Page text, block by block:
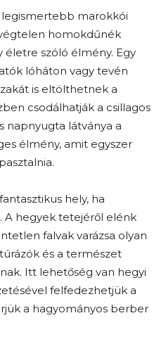
legismertebb marokkói
homokdűnék
életre szóló élmény. Egy
lóháton vagy tevén
is eltölthetnek a
csodálhatják a csillagos
napnyugta látványa a
élmény, amit egyszer
hely, ha
A hegyek tetejéről elénk
falvak varázsa olyan
és a természet
Itt lehetőség van hegyi
felfedezhetjük a
a hagyományos berber